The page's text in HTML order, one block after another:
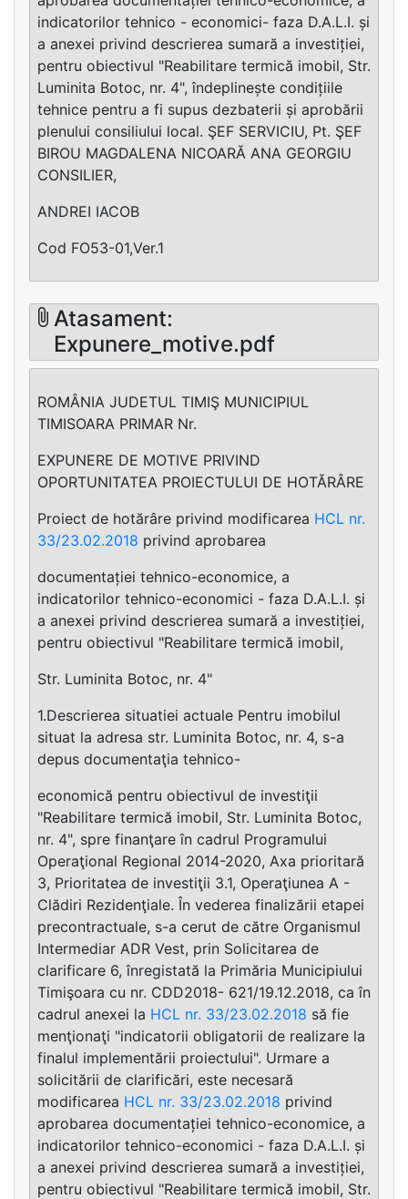
indicatorilor tehnico - economici- faza D.A.L.I. și
a anexei privind descrierea sumară a investiției,
pentru obiectivul "Reabilitare termică imobil, Str.
Luminita Botoc, nr. 4", îndeplinește condițiile
tehnice pentru a fi supus dezbaterii și aprobării
plenului consiliului local. ŞEF SERVICIU, Pt. ŞEF
BIROU MAGDALENA NICOARĂ ANA GEORGIU
CONSILIER,
ANDREI IACOB
Cod FO53-01,Ver.1
Atasament:
Expunere_motive.pdf
ROMÂNIA JUDETUL TIMIŞ MUNICIPIUL
TIMISOARA PRIMAR Nr.
EXPUNERE DE MOTIVE PRIVIND
OPORTUNITATEA PROIECTULUI DE HOTĂRÂRE
Proiect de hotărâre privind modificarea HCL nr.
33/23.02.2018 privind aprobarea
documentației tehnico-economice, a
indicatorilor tehnico-economici - faza D.A.L.I. și
a anexei privind descrierea sumară a investiției,
pentru obiectivul "Reabilitare termică imobil,
Str. Luminita Botoc, nr. 4"
1.Descrierea situatiei actuale Pentru imobilul
situat la adresa str. Luminita Botoc, nr. 4, s-a
depus documentaţia tehnico-
economică pentru obiectivul de investiţii
"Reabilitare termică imobil, Str. Luminita Botoc,
nr. 4", spre finanţare în cadrul Programului
Operaţional Regional 2014-2020, Axa prioritară
3, Prioritatea de investiţii 3.1, Operaţiunea A -
Clădiri Rezidenţiale. În vederea finalizării etapei
precontractuale, s-a cerut de către Organismul
Intermediar ADR Vest, prin Solicitarea de
clarificare 6, înregistată la Primăria Municipiului
Timişoara cu nr. CDD2018- 621/19.12.2018, ca în
cadrul anexei la HCL nr. 33/23.02.2018 să fie
menţionaţi "indicatorii obligatorii de realizare la
finalul implementării proiectului". Urmare a
solicitării de clarificări, este necesară
modificarea HCL nr. 33/23.02.2018 privind
aprobarea documentației tehnico-economice, a
indicatorilor tehnico-economici - faza D.A.L.I. și
a anexei privind descrierea sumară a investiției,
pentru obiectivul "Reabilitare termică imobil, Str.